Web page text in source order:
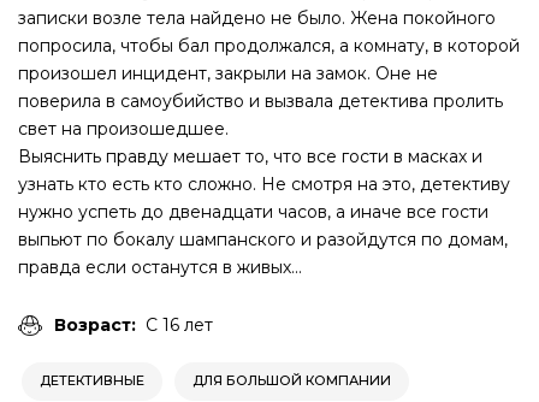
записки возле тела найдено не было. Жена покойного
попросила, чтобы бал продолжался, а комнату, в которой
произошел инцидент, закрыли на замок. Оне не
поверила в самоубийство и вызвала детектива пролить
свет на произошедшее.
Выяснить правду мешает то, что все гости в масках и
узнать кто есть кто сложно. Не смотря на это, детективу
нужно успеть до двенадцати часов, а иначе все гости
выпьют по бокалу шампанского и разойдутся по домам,
правда если останутся в живых...
Возраст: C 16 лет
ДЕТЕКТИВНЫЕ ДЛЯ БОЛЬШОЙ КОМПАНИИ